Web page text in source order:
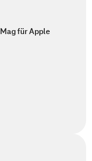
für Apple